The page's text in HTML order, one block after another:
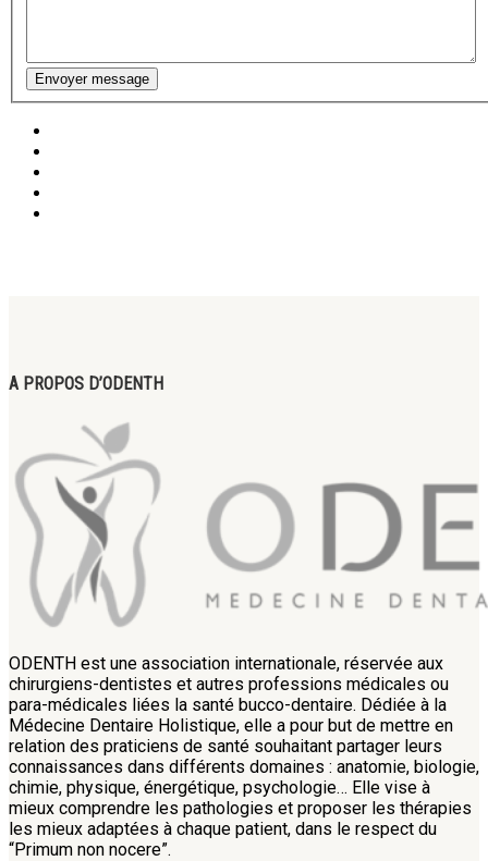
A PROPOS D’ODENTH
ODENTH est une association internationale, réservée aux
chirurgiens-dentistes et autres professions médicales ou
para-médicales liées la santé bucco-dentaire. Dédiée à la
Médecine Dentaire Holistique, elle a pour but de mettre en
relation des praticiens de santé souhaitant partager leurs
connaissances dans différents domaines : anatomie, biologie,
chimie, physique, énergétique, psychologie… Elle vise à
mieux comprendre les pathologies et proposer les thérapies
les mieux adaptées à chaque patient, dans le respect du
“Primum non nocere”.